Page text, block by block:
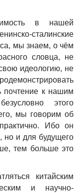
в нашей
сталинские
мы знаем, о чём
словца, не
идеологию, не
почтение к нашим
этого
мы говорим об
Ибо он
но и для будущего
тем больше это
китайским
и научно-